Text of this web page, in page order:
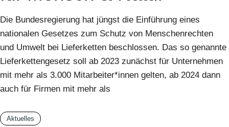
Die Bundesregierung hat jüngst die Einführung eines
nationalen Gesetzes zum Schutz von Menschenrechten
und Umwelt bei Lieferketten beschlossen. Das so genannte
Lieferkettengesetz soll ab 2023 zunächst für Unternehmen
mit mehr als 3.000 Mitarbeiter*innen gelten, ab 2024 dann
auch für Firmen mit mehr als
Aktuelles